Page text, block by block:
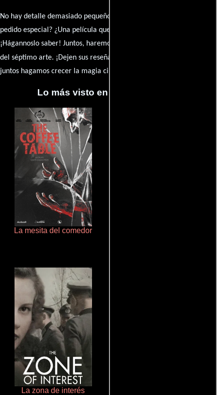
No hay detalle demasiado pequeño ni opinión insignificante. ¿Algún
pedido especial? ¿Una película que sueñas con ver reseñada?
¡Hágannoslo saber! Juntos, haremos de esta comunidad el epicentro
del séptimo arte. ¡Dejen sus reseña en la
juntos hagamos crecer la magia cinematográfica!
Lo más visto en Cineyseries.net
La mesita del comedor
La zona de interés